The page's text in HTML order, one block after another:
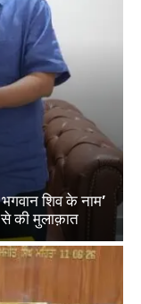
शिव के नाम’
से की मुलाक़ात